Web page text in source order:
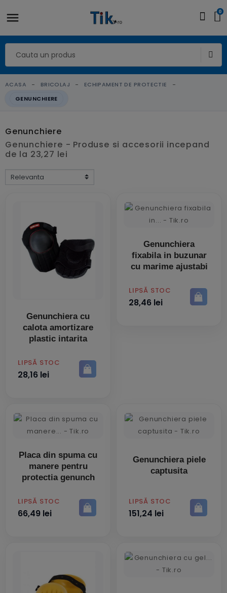
0
ACASA BRICOLAJ
ECHIPAMENT DE PROTECTIE
GENUNCHIERE
Genunchiere
Genunchiere - Produse si accesorii incepand
de la 23,27 lei
Genunchiera cu
calota amortizare
plastic intarita
PRET
LIPSĂ STOC
28,16 lei
Genunchiera
fixabila in buzunar
cu marime ajustabi
PRET
LIPSĂ STOC
28,46 lei
Placa din spuma cu
manere pentru
protectia genunch
PRET
LIPSĂ STOC
66,49 lei
Genunchiera piele
captusita
PRET
LIPSĂ STOC
151,24 lei